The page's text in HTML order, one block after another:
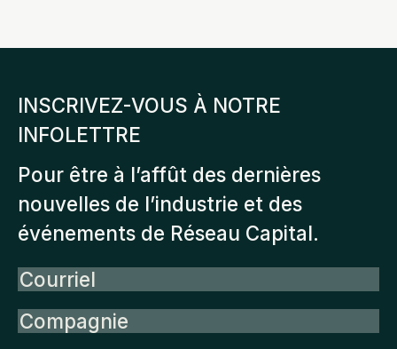
INSCRIVEZ-VOUS À NOTRE
INFOLETTRE
Pour être à l’affût des dernières
nouvelles de l’industrie et des
événements de Réseau Capital.
Courriel
Compagnie